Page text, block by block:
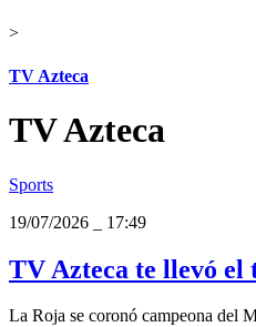
>
TV Azteca
TV Azteca
Sports
19/07/2026
17:49
TV Azteca te llevó el
La Roja se coronó campeona del